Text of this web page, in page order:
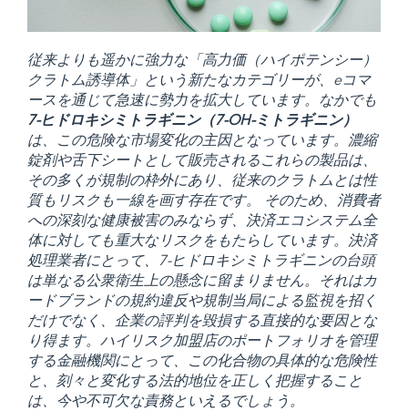
従来よりも遥かに強力な「高力価（ハイポテンシー）
クラトム誘導体」という新たなカテゴリーが、eコマ
ースを通じて急速に勢力を拡大しています。なかでも
7-ヒドロキシミトラギニン（7-OH-ミトラギニン）
は、この危険な市場変化の主因となっています。濃縮
錠剤や舌下シートとして販売されるこれらの製品は、
その多くが規制の枠外にあり、従来のクラトムとは性
質もリスクも一線を画す存在です。 そのため、消費者
への深刻な健康被害のみならず、決済エコシステム全
体に対しても重大なリスクをもたらしています。決済
処理業者​​にとって、7-ヒドロキシミトラギニンの台頭
は単なる公衆衛生上の懸念に留まりません。それはカ
ードブランドの規約違反や規制当局による監視を招く
だけでなく、企業の評判を毀損する直接的な要因とな
り得ます。ハイリスク加盟店のポートフォリオを管理
する金融機関にとって、この化合物の具体的な危険性
と、刻々と変化する法的地位を正しく把握すること
は、今や不可欠な責務といえるでしょう。